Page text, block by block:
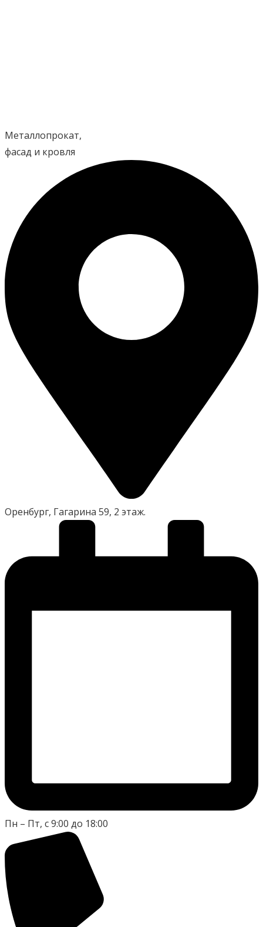
Металлопрокат,
фасад и кровля
Оренбург, Гагарина 59, 2 этаж.
Пн – Пт, с 9:00 до 18:00